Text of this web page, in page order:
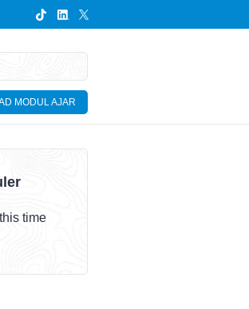
MODUL AJAR
time